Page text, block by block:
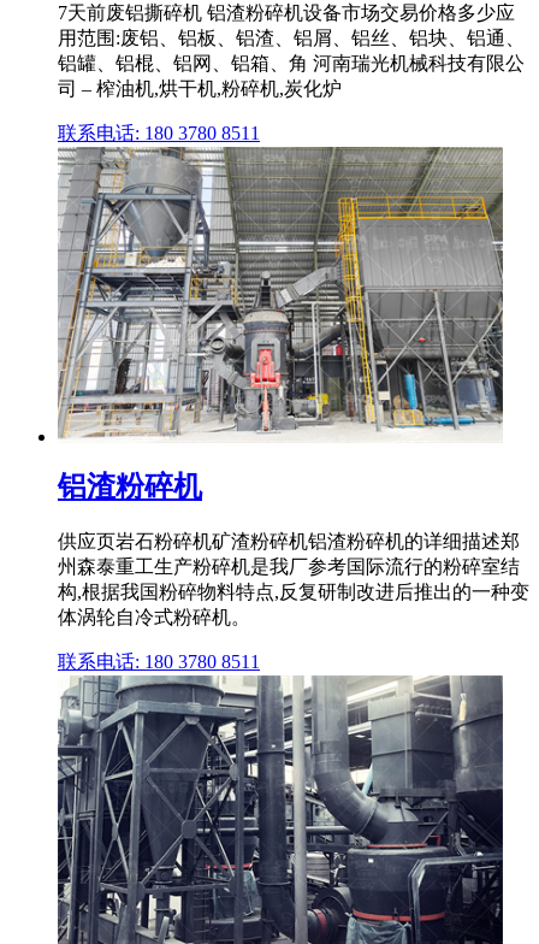
7天前废铝撕碎机 铝渣粉碎机设备市场交易价格多少应
用范围:废铝、铝板、铝渣、铝屑、铝丝、铝块、铝通、
铝罐、铝棍、铝网、铝箱、角 河南瑞光机械科技有限公
司 – 榨油机,烘干机,粉碎机,炭化炉
联系电话: 180 3780 8511
铝渣粉碎机
供应页岩石粉碎机矿渣粉碎机铝渣粉碎机的详细描述郑
州森泰重工生产粉碎机是我厂参考国际流行的粉碎室结
构,根据我国粉碎物料特点,反复研制改进后推出的一种变
体涡轮自冷式粉碎机。
联系电话: 180 3780 8511